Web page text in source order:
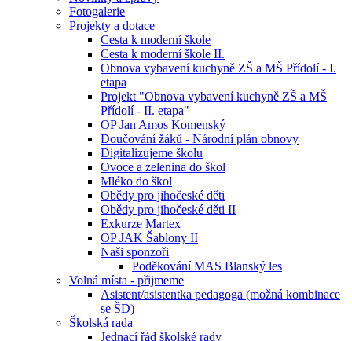
Fotogalerie
Projekty a dotace
Cesta k moderní škole
Cesta k moderní škole II.
Obnova vybavení kuchyně ZŠ a MŠ Přídolí - I.
etapa
Projekt "Obnova vybavení kuchyně ZŠ a MŠ
Přídolí - II. etapa"
OP Jan Amos Komenský
Doučování žáků - Národní plán obnovy
Digitalizujeme školu
Ovoce a zelenina do škol
Mléko do škol
Obědy pro jihočeské děti
Obědy pro jihočeské děti II
Exkurze Martex
OP JAK Šablony II
Naši sponzoři
Poděkování MAS Blanský les
Volná místa - přijmeme
Asistent/asistentka pedagoga (možná kombinace
se ŠD)
Školská rada
Jednací řád školské rady